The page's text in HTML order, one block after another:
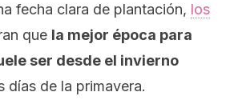
fecha clara de plantación, los
que la mejor época para
ser desde el invierno
días de la primavera.